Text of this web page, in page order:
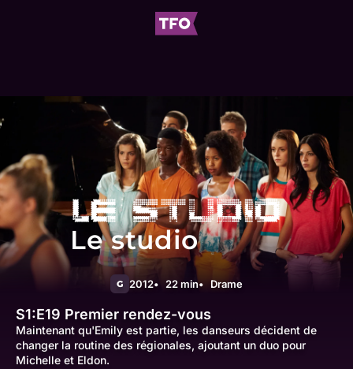
Le studio
G 2012 22 min Drame
S1:E19 Premier rendez-vous
Maintenant qu'Emily est partie, les danseurs décident de
changer la routine des régionales, ajoutant un duo pour
Michelle et Eldon.